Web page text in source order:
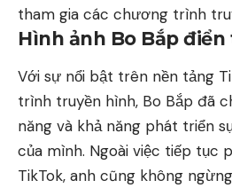
tham gia các chương trình
Hình ảnh Bo Bắp điển
Với sự nổi bật trên nền tảng
trình truyền hình, Bo Bắp đã
năng và khả năng phát triển
của mình. Ngoài việc tiếp tục
TikTok, anh cũng không